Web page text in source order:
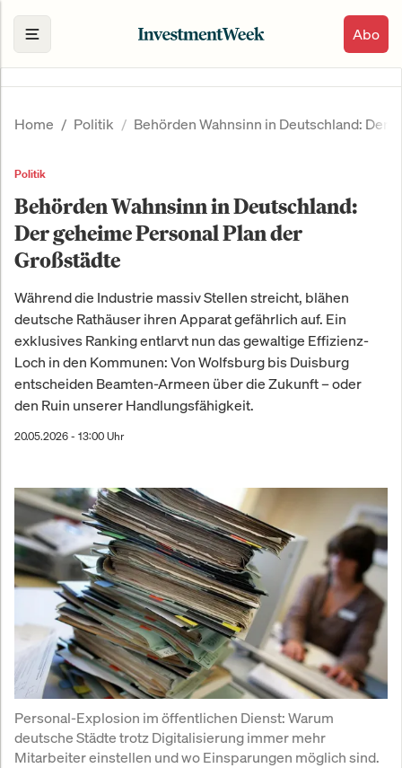
Abo
Home Politik Behörden Wahnsinn in Deutschland: Der
Politik
Behörden Wahnsinn in Deutschland:
Der geheime Personal Plan der
Großstädte
Während die Industrie massiv Stellen streicht, blähen
deutsche Rathäuser ihren Apparat gefährlich auf. Ein
exklusives Ranking entlarvt nun das gewaltige Effizienz-
Loch in den Kommunen: Von Wolfsburg bis Duisburg
entscheiden Beamten-Armeen über die Zukunft – oder
den Ruin unserer Handlungsfähigkeit.
20.05.2026 - 13:00 Uhr
Personal-Explosion im öffentlichen Dienst: Warum
deutsche Städte trotz Digitalisierung immer mehr
Mitarbeiter einstellen und wo Einsparungen möglich sind.